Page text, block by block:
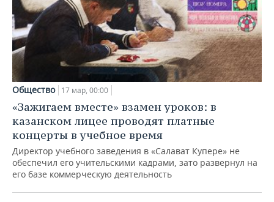
Общество 17 мар, 00:00
«Зажигаем вместе» взамен уроков: в
казанском лицее проводят платные
концерты в учебное время
Директор учебного заведения в «Салават Купере» не
обеспечил его учительскими кадрами, зато развернул на
его базе коммерческую деятельность